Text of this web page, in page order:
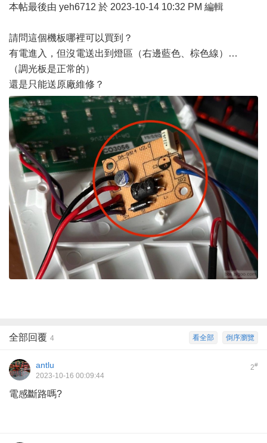
本帖最後由 yeh6712 於 2023-10-14 10:32 PM 編輯
請問這個機板哪裡可以買到？
有電進入，但沒電送出到燈區（右邊藍色、棕色線）…
（調光板是正常的）
還是只能送原廠維修？
倒序瀏覽
看全部
全部回覆 4
2#
antlu
2023-10-16 00:09:44
電感斷路嗎?